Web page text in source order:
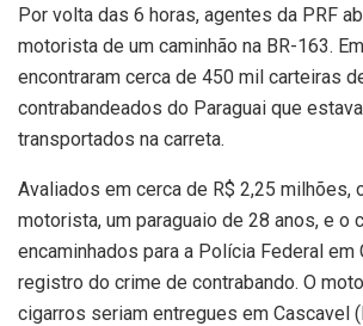
Por volta das 6 horas, agentes da PRF
motorista de um caminhão na BR-163.
encontraram cerca de 450 mil carteiras
contrabandeados do Paraguai que
transportados na carreta.
Avaliados em cerca de R$ 2,25 milhões,
motorista, um paraguaio de 28 anos, e o
encaminhados para a Polícia Federal em
registro do crime de contrabando. O
cigarros seriam entregues em Cascavel